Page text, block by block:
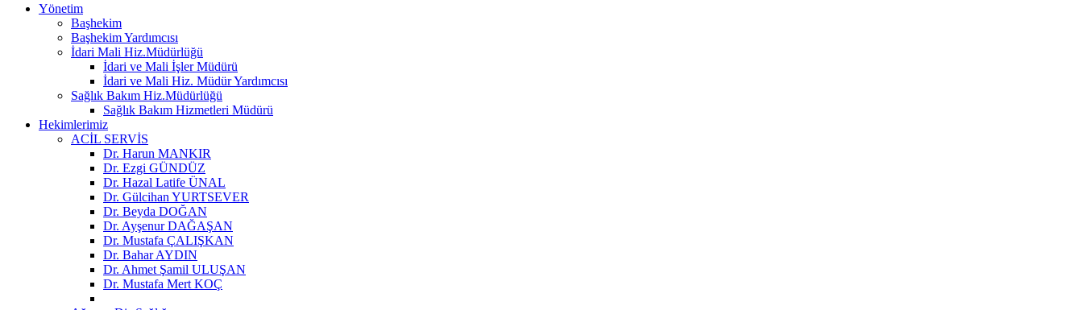
Yönetim
Başhekim
Başhekim Yardımcısı
İdari Mali Hiz.Müdürlüğü
İdari ve Mali İşler Müdürü
İdari ve Mali Hiz. Müdür Yardımcısı
Sağlık Bakım Hiz.Müdürlüğü
Sağlık Bakım Hizmetleri Müdürü
Hekimlerimiz
ACİL SERVİS
Dr. Harun MANKIR
Dr. Ezgi GÜNDÜZ
Dr. Hazal Latife ÜNAL
Dr. Gülcihan YURTSEVER
Dr. Beyda DOĞAN
Dr. Ayşenur DAĞAŞAN
Dr. Mustafa ÇALIŞKAN
Dr. Bahar AYDIN
Dr. Ahmet Şamil ULUŞAN
Dr. Mustafa Mert KOÇ